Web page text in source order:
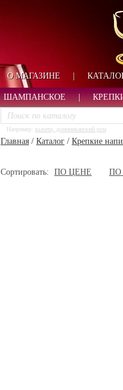
О МАГАЗИНЕ |
ШАМПАНСКОЕ
Например: кьянти, доминиканский ром
Главная / Каталог / Крепкие
Сортировать: ПО ЦЕНЕ ПО